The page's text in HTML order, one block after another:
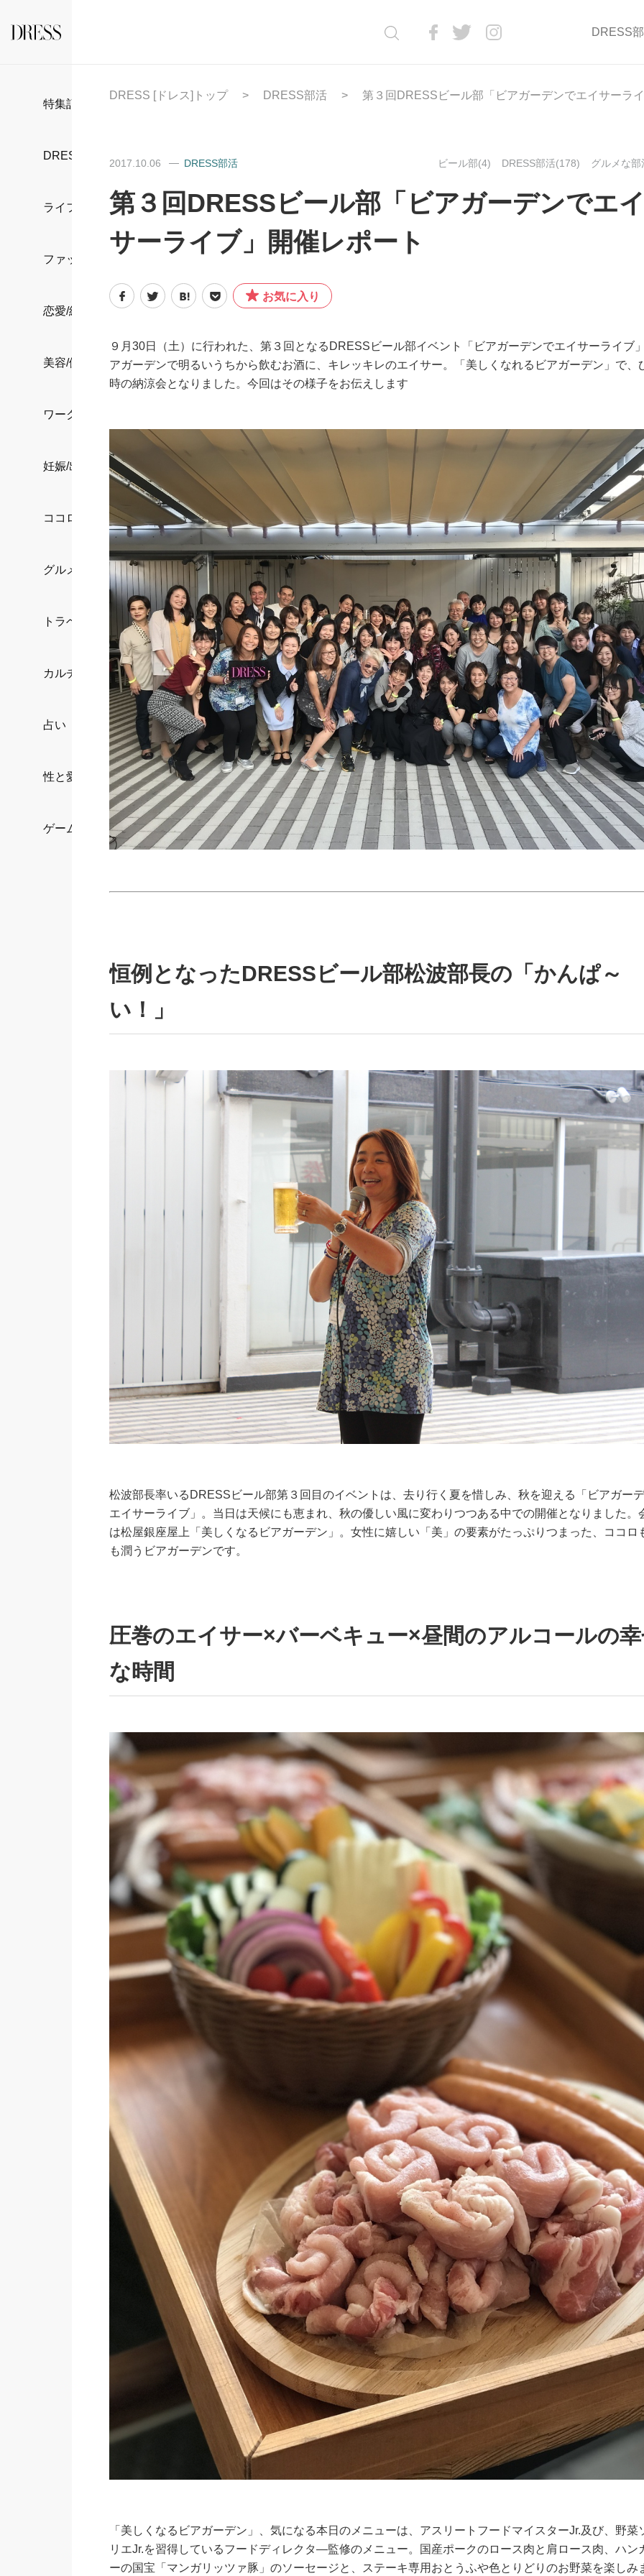
DRESS
特集記事
DRESS部活
ライフスタイル
ファッション
恋愛/結婚/離婚
美容/健康
ワークスタイル
妊娠/出産/家族
ココロ/カラダ
グルメ
トラベル
カルチャー/エンタメ
占い
性と愛
ゲーム
DRESS [ドレス]トップ DRESS部活 第３回DRESSビール部「ビアガーデンでエイサーラ
2017.10.06 DRESS部活 ビール部(4) DRESS部活(178) グルメな
第３回DRESSビール部「ビアガーデンでエ
サーライブ」開催レポート
お気に入り
９月30日（土）に行われた、第３回となるDRESSビール部イベント「ビアガーデンでエイサーライブ
アガーデンで明るいうちから飲むお酒に、キレッキレのエイサー。「美しくなれるビアガーデン」で、
時の納涼会となりました。今回はその様子をお伝えします
恒例となったDRESSビール部松波部長の「かんぱ～
い！」
松波部長率いるDRESSビール部第３回目のイベントは、去り行く夏を惜しみ、秋を迎える「ビアガー
エイサーライブ」。当日は天候にも恵まれ、秋の優しい風に変わりつつある中での開催となりました。
は松屋銀座屋上「美しくなるビアガーデン」。女性に嬉しい「美」の要素がたっぷりつまった、ココロ
も潤うビアガーデンです。
圧巻のエイサー×バーベキュー×昼間のアルコールの
な時間
「美しくなるビアガーデン」、気になる本日のメニューは、アスリートフードマイスターJr.及び、野菜
リエJr.を習得しているフードディレクタ―監修のメニュー。国産ポークのロース肉と肩ロース肉、ハン
ーの国宝「マンガリッツァ豚」のソーセージと、ステーキ専用おとうふや色とりどりのお野菜を楽しみ